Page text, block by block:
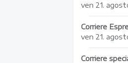
ven 21.
Corriere
ven 21.
Corriere